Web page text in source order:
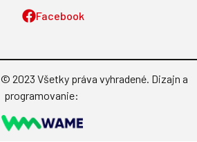
Facebook
© 2023 Všetky práva vyhradené. Dizajn a
programovanie: